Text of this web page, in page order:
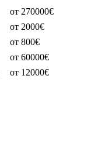
от 270000€
от 2000€
от 800€
от 60000€
от 12000€